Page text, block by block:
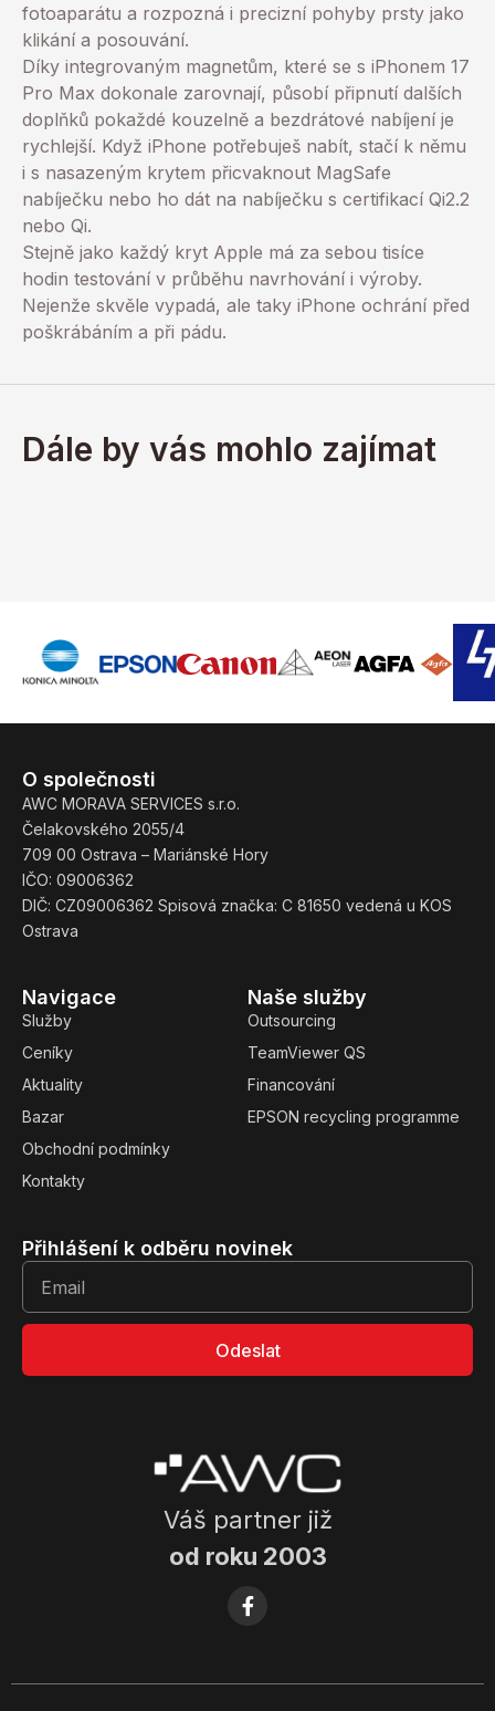
fotoaparátu a rozpozná i precizní pohyby prsty jako
klikání a posouvání.
Díky integrovaným magnetům, které se s iPhonem 17
Pro Max dokonale zarovnají, působí připnutí dalších
doplňků pokaždé kouzelně a bezdrátové nabíjení je
rychlejší. Když iPhone potřebuješ nabít, stačí k němu
i s nasazeným krytem přicvaknout MagSafe
nabíječku nebo ho dát na nabíječku s certifikací Qi2.2
nebo Qi.
Stejně jako každý kryt Apple má za sebou tisíce
hodin testování v průběhu navrhování i výroby.
Nejenže skvěle vypadá, ale taky iPhone ochrání před
poškrábáním a při pádu.
Dále by vás mohlo zajímat
Váš partner již
od roku 2003
Naše služby
Outsourcing
TeamViewer QS
Financování
EPSON recycling programme
Navigace
Služby
Ceníky
Aktuality
Bazar
Obchodní podmínky
Kontakty
O společnosti
AWC MORAVA SERVICES s.r.o.
Čelakovského 2055/4
709 00 Ostrava – Mariánské Hory
IČO: 09006362
DIČ: CZ09006362 Spisová značka: C 81650 vedená u KOS
Ostrava
Přihlášení k odběru novinek
Odeslat